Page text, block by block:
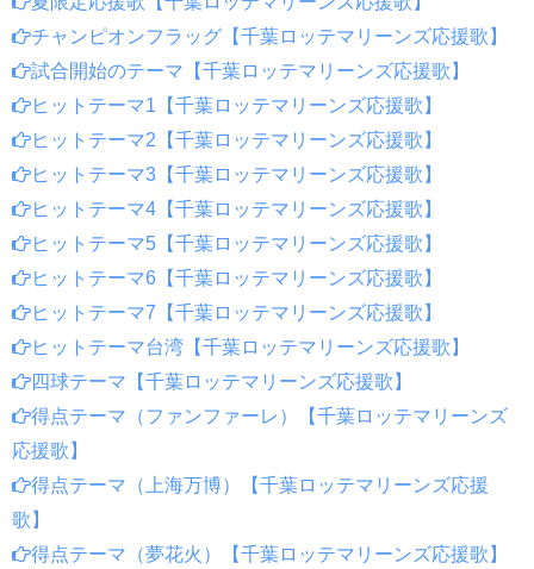
チャンピオンフラッグ【千葉ロッテマリーンズ応援歌】
試合開始のテーマ【千葉ロッテマリーンズ応援歌】
ヒットテーマ1【千葉ロッテマリーンズ応援歌】
ヒットテーマ2【千葉ロッテマリーンズ応援歌】
ヒットテーマ3【千葉ロッテマリーンズ応援歌】
ヒットテーマ4【千葉ロッテマリーンズ応援歌】
ヒットテーマ5【千葉ロッテマリーンズ応援歌】
ヒットテーマ6【千葉ロッテマリーンズ応援歌】
ヒットテーマ7【千葉ロッテマリーンズ応援歌】
ヒットテーマ台湾【千葉ロッテマリーンズ応援歌】
四球テーマ【千葉ロッテマリーンズ応援歌】
得点テーマ（ファンファーレ）【千葉ロッテマリーンズ
応援歌】
得点テーマ（上海万博）【千葉ロッテマリーンズ応援
歌】
得点テーマ（夢花火）【千葉ロッテマリーンズ応援歌】